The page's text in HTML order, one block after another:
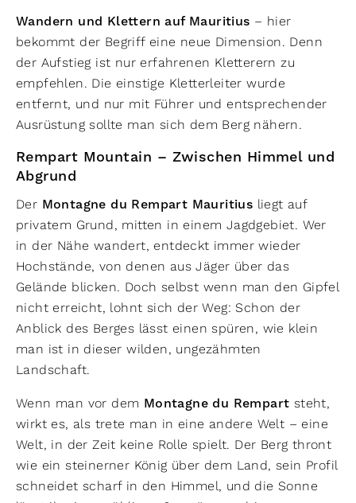
Wandern und Klettern auf Mauritius – hier
bekommt der Begriff eine neue Dimension. Denn
der Aufstieg ist nur erfahrenen Kletterern zu
empfehlen. Die einstige Kletterleiter wurde
entfernt, und nur mit Führer und entsprechender
Ausrüstung sollte man sich dem Berg nähern.
Rempart Mountain – Zwischen Himmel und
Abgrund
Der Montagne du Rempart Mauritius liegt auf
privatem Grund, mitten in einem Jagdgebiet. Wer
in der Nähe wandert, entdeckt immer wieder
Hochstände, von denen aus Jäger über das
Gelände blicken. Doch selbst wenn man den Gipfel
nicht erreicht, lohnt sich der Weg: Schon der
Anblick des Berges lässt einen spüren, wie klein
man ist in dieser wilden, ungezähmten
Landschaft.
Wenn man vor dem Montagne du Rempart steht,
wirkt es, als trete man in eine andere Welt – eine
Welt, in der Zeit keine Rolle spielt. Der Berg thront
wie ein steinerner König über dem Land, sein Profil
schneidet scharf in den Himmel, und die Sonne